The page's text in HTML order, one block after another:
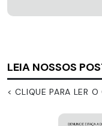
LEIA NOSSOS
< CLIQUE PARA LER O